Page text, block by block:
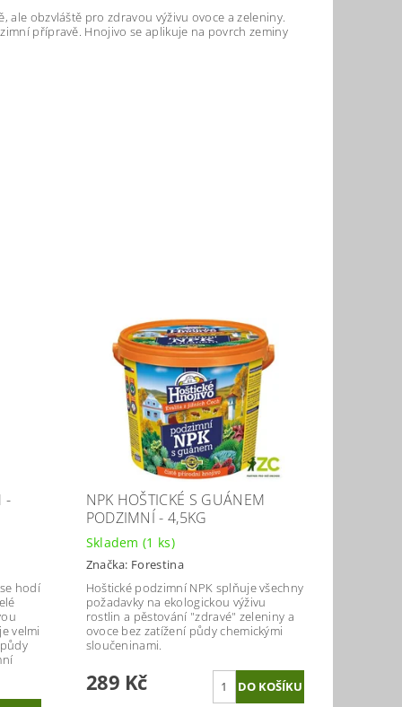
obzvláště pro zdravou výživu ovoce a zeleniny.
přípravě. Hnojivo se aplikuje na povrch zeminy
-
hodí
velmi
NPK HOŠTICKÉ S GUÁNEM
PODZIMNÍ - 4,5KG
Skladem(1 ks)
Značka: Forestina
Hoštické podzimní NPK splňuje všechny
požadavky na ekologickou výživu
rostlin a pěstování "zdravé" zeleniny a
ovoce bez zatížení půdy chemickými
sloučeninami.
289 Kč